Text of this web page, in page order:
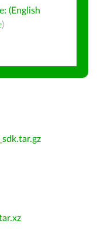
(English
)